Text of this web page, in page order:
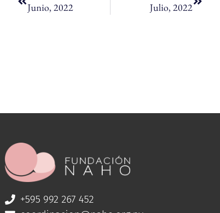
Junio, 2022 Julio, 2022
+595 992 267 452